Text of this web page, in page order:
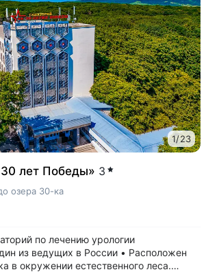
1/23
лет Победы» 3
озера 30-ка
по лечению урологии
из ведущих в России • Расположен
в окружении естественного леса.